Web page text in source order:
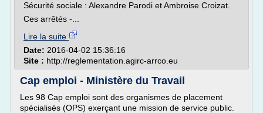
Sécurité sociale : Alexandre Parodi et Ambroise Croizat.
Ces arrêtés -...
Lire la suite
Date: 2016-04-02 15:36:16
Site : http://reglementation.agirc-arrco.eu
Cap emploi - Ministère du Travail
Les 98 Cap emploi sont des organismes de placement
spécialisés (OPS) exerçant une mission de service public.